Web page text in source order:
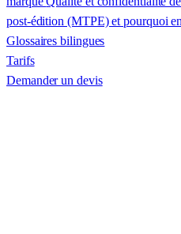
post-édition (MTPE) et pourquoi
Glossaires bilingues
Tarifs
Demander un devis